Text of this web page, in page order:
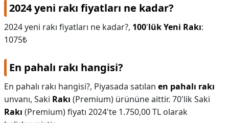
2024 yeni rakı fiyatları ne kadar?
2024 yeni rakı fiyatları ne kadar?, 100'lük Yeni Rakı:
1075₺
En pahalı rakı hangisi?
En pahalı rakı hangisi?, Piyasada satılan en pahalı rakı
unvanı, Saki Rakı (Premium) ürününe aittir. 70'lik Saki
Rakı (Premium) fiyatı 2024'te 1.750,00 TL olarak